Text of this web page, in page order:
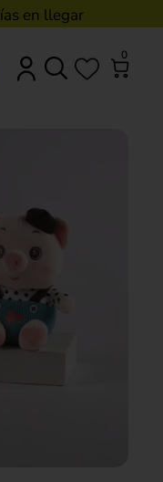
en llegar
0